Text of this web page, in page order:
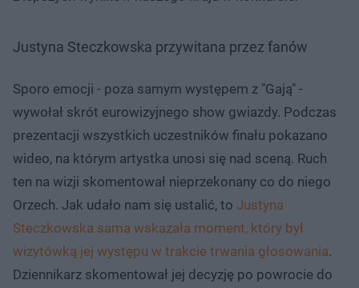
Justyna Steczkowska przywitana przez fanów
Sporo emocji - poza samym występem z "Gają" -
wywołał skrót eurowizyjnego show gwiazdy. Podczas
prezentacji wszystkich uczestników finału pokazano
wideo, na którym artystka unosi się nad sceną. Ruch
ten na wizji skomentował nieprzekonany co do niego
Orzech. Jak udało nam się ustalić, to Justyna
Steczkowska sama wskazała moment, który był
wizytówką jej występu w trakcie trwania głosowania.
Dziennikarz skomentował jej decyzję po powrocie do